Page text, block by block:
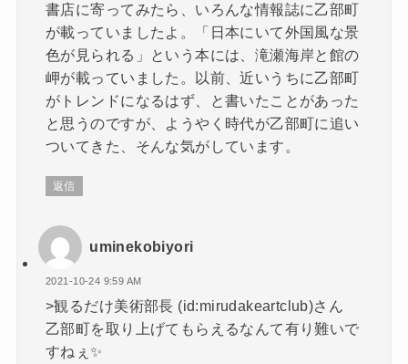
書店に寄ってみたら、いろんな情報誌に乙部町
が載っていましたよ。「日本にいて外国風な景
色が見られる」という本には、滝瀬海岸と館の
岬が載っていました。以前、近いうちに乙部町
がトレンドになるはず、と書いたことがあった
と思うのですが、ようやく時代が乙部町に追い
ついてきた、そんな気がしています。
返信
uminekobiyori
2021-10-24 9:59 AM
>観るだけ美術部長 (id:mirudakeartclub)さん
乙部町を取り上げてもらえるなんて有り難いで
すねぇ✨